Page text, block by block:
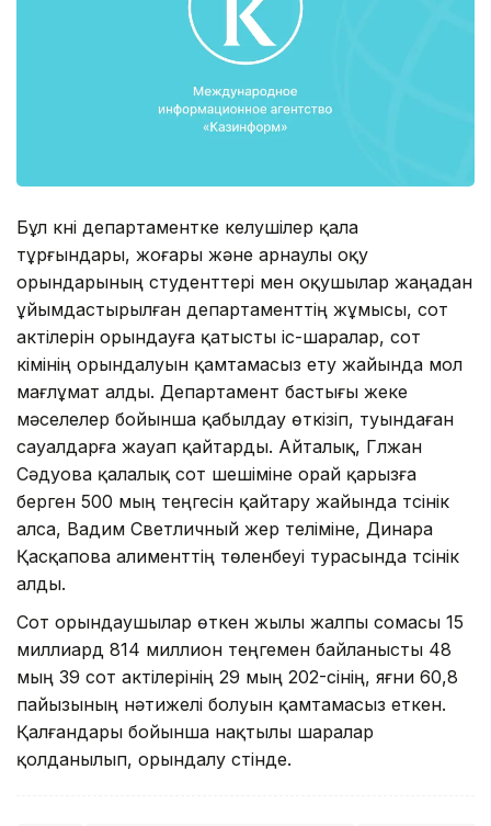
Бұл күні департаментке келушілер қала
тұрғындары, жоғары және арнаулы оқу
орындарының студенттері мен оқушылар жаңадан
ұйымдастырылған департаменттің жұмысы, сот
актілерін орындауға қатысты іс-шаралар, сот
үкімінің орындалуын қамтамасыз ету жайында мол
мағлұмат алды. Департамент бастығы жеке
мәселелер бойынша қабылдау өткізіп, туындаған
сауалдарға жауап қайтарды. Айталық, Гүлжан
Сәдуова қалалық сот шешіміне орай қарызға
берген 500 мың теңгесін қайтару жайында түсінік
алса, Вадим Светличный жер теліміне, Динара
Қасқапова алименттің төленбеуі турасында түсінік
алды.
Сот орындаушылар өткен жылы жалпы сомасы 15
миллиард 814 миллион теңгемен байланысты 48
мың 39 сот актілерінің 29 мың 202-сінің, яғни 60,8
пайызының нәтижелі болуын қамтамасыз еткен.
Қалғандары бойынша нақтылы шаралар
қолданылып, орындалу үстінде.